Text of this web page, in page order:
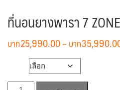
ที่นอนยางพารา 7
25,990.00–
จำนวน